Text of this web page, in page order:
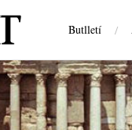
Butlletí /